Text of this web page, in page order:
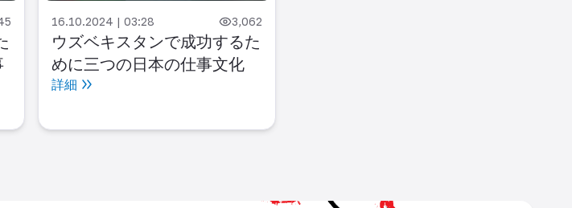
16.10.2024 | 03:28 3,062
ウズベキスタンで成功するた
めに三つの日本の仕事文化
詳細